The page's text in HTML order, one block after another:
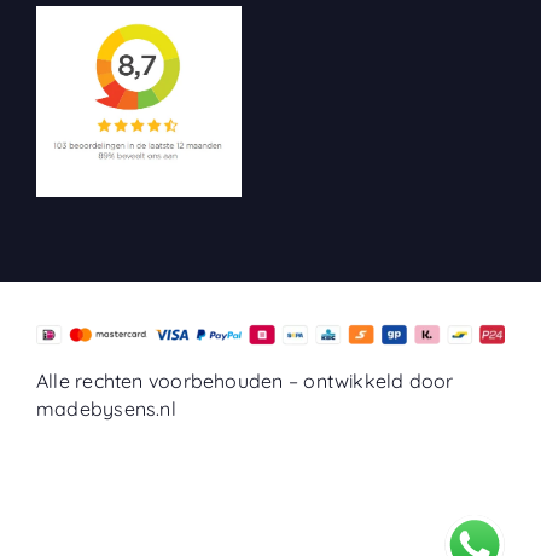
Alle rechten voorbehouden –ontwikkeld door
madebysens.nl